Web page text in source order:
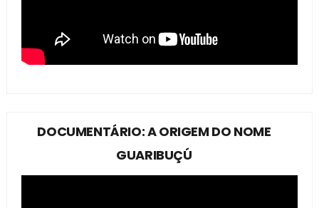
DOCUMENTÁRIO: A ORIGEM DO NOME
GUARIBUÇÚ